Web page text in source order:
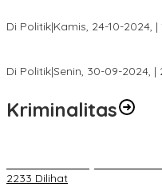
Di Politik|Kamis, 24-10-2024, |
Di Politik|Senin, 30-09-2024, |
Kriminalitas
2233 Dilihat